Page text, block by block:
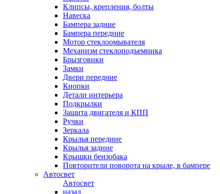
Клипсы, крепления, болты
Навеска
Бампера задние
Бампера передние
Мотор стеклоомывателя
Механизм стеклоподъемника
Брызговики
Замки
Двери передние
Кнопки
Детали интерьера
Подкрылки
Защита двигателя и КПП
Ручки
Зеркала
Крылья передние
Крылья задние
Крышки бензобака
Повторители поворота на крыле, в бампере
Автосвет
Автосвет
назад